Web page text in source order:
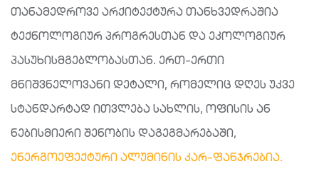
თანამედროვე არქიტექტურა თანხვედრაშია
ტექნოლოგიურ პროგრესთან და ეკოლოგიურ
პასუხისმგებლობასთან. ერთ-ერთი
მნიშვნელოვანი დეტალი, რომელიც დღეს უკვე
სტანდარტად ითვლება სახლის, ოფისის ან
ნებისმიერი შენობის დაგეგმარებაში,
ენერგოეფექტური ალუმინის კარ-ფანჯრებია.